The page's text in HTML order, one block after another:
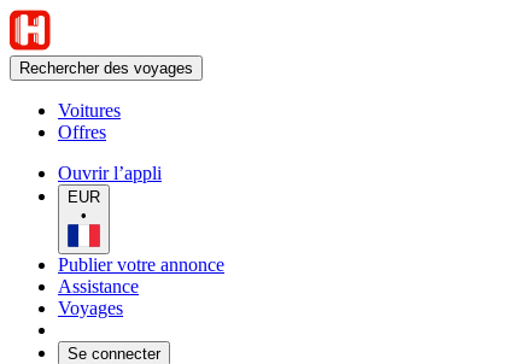
Rechercher des voyages
Voitures
Offres
Ouvrir l’appli
EUR
•
Publier votre annonce
Assistance
Voyages
Se connecter